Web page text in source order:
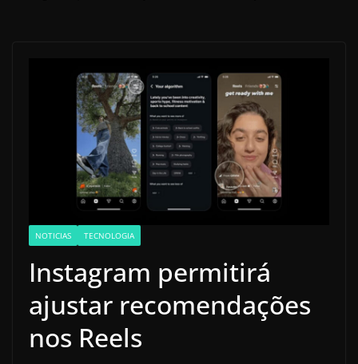
NOTICIAS TECNOLOGIA
Instagram permitirá
ajustar recomendações
nos Reels